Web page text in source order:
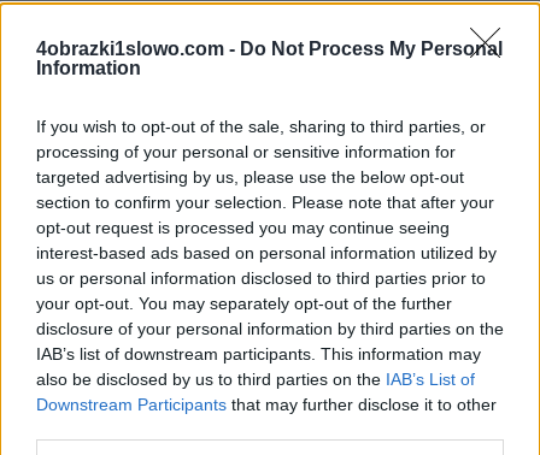
4obrazki1slowo.com - Do Not Process My Personal
Information
If you wish to opt-out of the sale, sharing to third parties, or
processing of your personal or sensitive information for
targeted advertising by us, please use the below opt-out
section to confirm your selection. Please note that after your
opt-out request is processed you may continue seeing
interest-based ads based on personal information utilized by
us or personal information disclosed to third parties prior to
your opt-out. You may separately opt-out of the further
disclosure of your personal information by third parties on the
IAB’s list of downstream participants. This information may
also be disclosed by us to third parties on the IAB’s List of
Downstream Participants that may further disclose it to other
Wyszukaj według liter, wprowadź
wszystkie litery:
Wyszukaj
według
liter,
wprowadź
wszystkie
litery:
Szukaj
Kliknij na zdjęcie, aby zobaczyć odpowiedź.